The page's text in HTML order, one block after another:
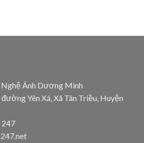
Ánh Dương Minh
Yên Xá, Xã Tân Triều, Huyện
247